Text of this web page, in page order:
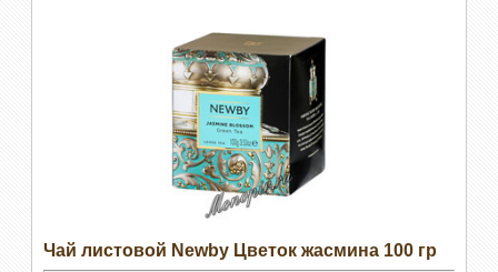
Чай листовой Newby Цветок жасмина 100 гр